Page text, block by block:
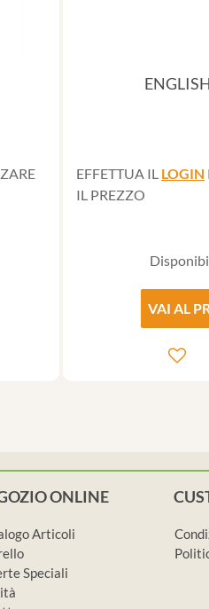
EFFETTUA IL LOGIN
IL PREZZO
VAI AL
ONLINE
Articoli
Speciali